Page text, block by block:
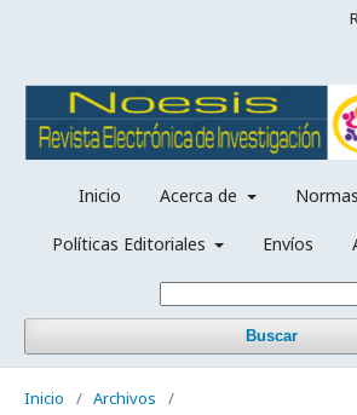
Inicio Acerca de
Políticas Editoriales Envíos
Buscar
Inicio / Archivos
/